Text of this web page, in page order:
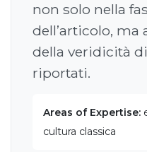
non solo nella
dell’articolo, ma
della veridicità
riportati.
Areas of Expertise:
cultura classica